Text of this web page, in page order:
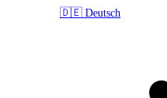
🇩🇪 Deutsch